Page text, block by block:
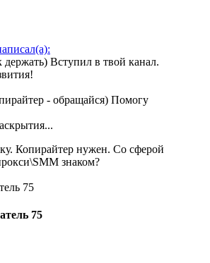
держать) Вступил в твой канал.
- обращайся) Помогу
Копирайтер нужен. Со сферой
знаком?
75
75